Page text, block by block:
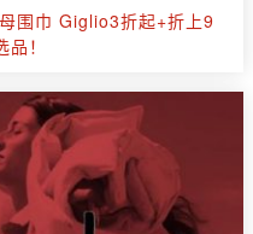
围巾 Giglio3折起+折上9
！